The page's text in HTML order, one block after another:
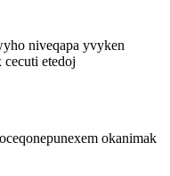
niveqapa yvyken
etedoj
okanimak